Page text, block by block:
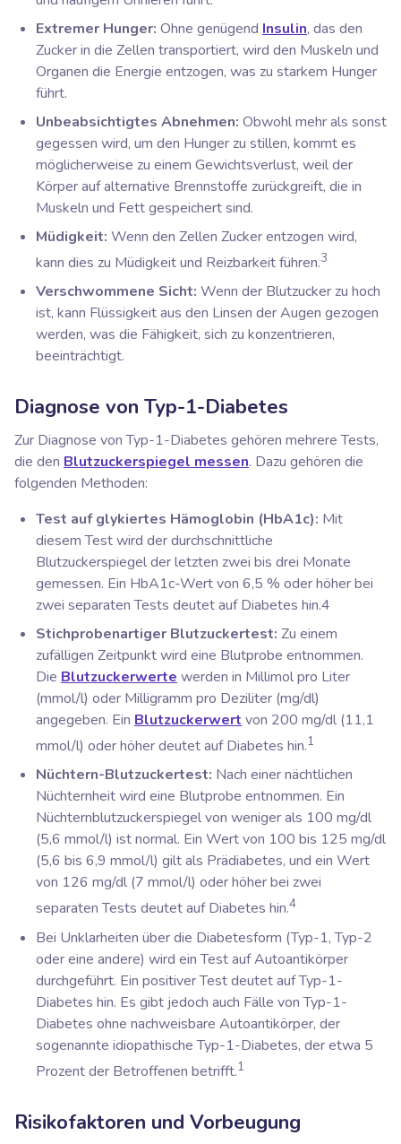
Extremer Hunger: Ohne genügend Insulin, das den
Zucker in die Zellen transportiert, wird den Muskeln und
Organen die Energie entzogen, was zu starkem Hunger
führt.
Unbeabsichtigtes Abnehmen: Obwohl mehr als sonst
gegessen wird, um den Hunger zu stillen, kommt es
möglicherweise zu einem Gewichtsverlust, weil der
Körper auf alternative Brennstoffe zurückgreift, die in
Muskeln und Fett gespeichert sind.
Müdigkeit: Wenn den Zellen Zucker entzogen wird,
kann dies zu Müdigkeit und Reizbarkeit führen.3
Verschwommene Sicht: Wenn der Blutzucker zu hoch
ist, kann Flüssigkeit aus den Linsen der Augen gezogen
werden, was die Fähigkeit, sich zu konzentrieren,
beeinträchtigt.
Diagnose von Typ-1-Diabetes
Zur Diagnose von Typ-1-Diabetes gehören mehrere Tests,
die den Blutzuckerspiegel messen. Dazu gehören die
folgenden Methoden:
Test auf glykiertes Hämoglobin (HbA1c): Mit
diesem Test wird der durchschnittliche
Blutzuckerspiegel der letzten zwei bis drei Monate
gemessen. Ein HbA1c-Wert von 6,5 % oder höher bei
zwei separaten Tests deutet auf Diabetes hin.4
Stichprobenartiger Blutzuckertest: Zu einem
zufälligen Zeitpunkt wird eine Blutprobe entnommen.
Die Blutzuckerwerte werden in Millimol pro Liter
(mmol/l) oder Milligramm pro Deziliter (mg/dl)
angegeben. Ein Blutzuckerwert von 200 mg/dl (11,1
mmol/l) oder höher deutet auf Diabetes hin.1
Nüchtern-Blutzuckertest: Nach einer nächtlichen
Nüchternheit wird eine Blutprobe entnommen. Ein
Nüchternblutzuckerspiegel von weniger als 100 mg/dl
(5,6 mmol/l) ist normal. Ein Wert von 100 bis 125 mg/dl
(5,6 bis 6,9 mmol/l) gilt als Prädiabetes, und ein Wert
von 126 mg/dl (7 mmol/l) oder höher bei zwei
separaten Tests deutet auf Diabetes hin.4
Bei Unklarheiten über die Diabetesform (Typ-1, Typ-2
oder eine andere) wird ein Test auf Autoantikörper
durchgeführt. Ein positiver Test deutet auf Typ-1-
Diabetes hin. Es gibt jedoch auch Fälle von Typ-1-
Diabetes ohne nachweisbare Autoantikörper, der
sogenannte idiopathische Typ-1-Diabetes, der etwa 5
Prozent der Betroffenen betrifft.1
Risikofaktoren und Vorbeugung